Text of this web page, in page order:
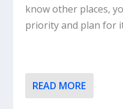
know other places,
priority and plan for
READ MORE